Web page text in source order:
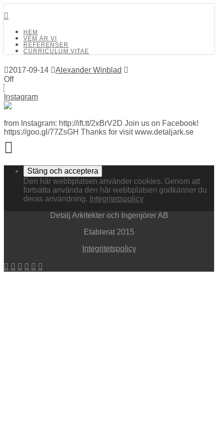
HEM
VEM ÄR VI
REFERENSER
CURRICULUM VITAE
2017-09-14
Alexander Winblad
Off
Instagram
from Instagram: http://ift.tt/2xBrV2D Join us on Facebook!
https://goo.gl/77ZsGH Thanks for visit www.detaljark.se
Den här webbplatsen använder cookies. Genom att
fortsätta använda den här webbplatsen godkänner du
deras användning. Integritetspolicy
Detalj Arkitekter och Ingenjörer AB
Etablerat 2015
Integritetspolicy